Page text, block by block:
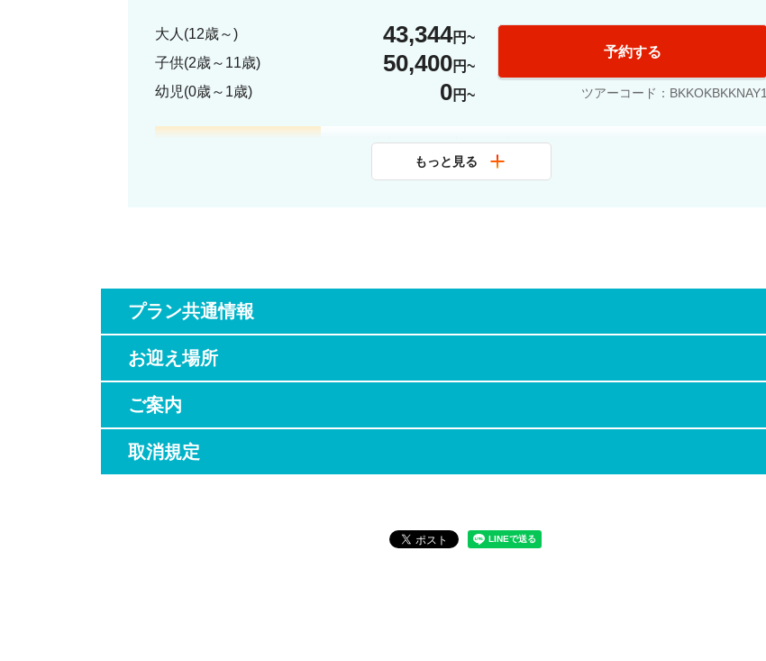
10:30 ワット・アルン
11:15
12:45-13:45
19:00頃 各集合ホテルにて解散
最少催行人数
代、象乗り代（約10分間）
大人(12歳～) 43,344円
子供(2歳～11歳)
50,400円
幼児(0歳～1歳)
0円
予約する
ツアーコード：BKKOKBKKNAY1
集合：指定ホテル（以下のいずれか）
・ソフィテル・スクンビット
・マリオット・マーキス
9:30
10:30 ワット・アルン
11:15
12:45-13:45
アユタヤのホテルにてインターナショナルビュッフェのランチ
14:00
木の間から顔を出す仏像が有名な「ワット・マハタート」
もっと見る
プラン共通情報
お迎え場所
ご案内
取消規定